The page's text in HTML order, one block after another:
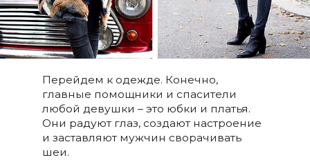
Перейдем к одежде. Конечно,
главные помощники и спасители
любой девушки – это юбки и платья.
Они радуют глаз, создают настроение
и заставляют мужчин сворачивать
шеи.